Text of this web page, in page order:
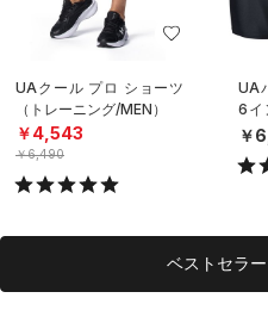
UAクール プロ ショーツ
（トレーニング/MEN）
￥4,543
￥6,490
UA
6イ
（3
￥
ベストセラ